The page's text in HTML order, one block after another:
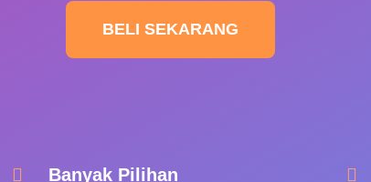
BELI SEKARANG
Banyak Pilihan